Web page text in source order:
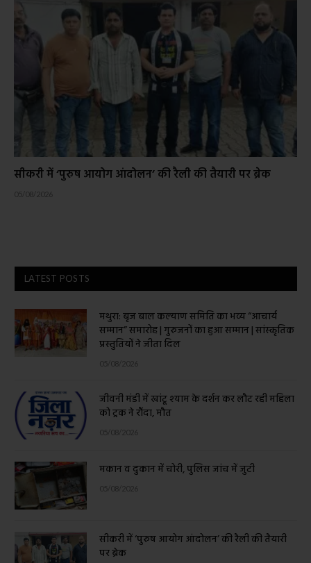
सीकरी में ‘पुरुष आयोग आंदोलन’ की रैली की तैयारी पर ब्रेक
05/08/2026
LATEST POSTS
मथुरा: बृज बाल कल्याण समिति का भव्य “आचार्य
सम्मान” समारोह | गुरुजनों का हुआ सम्मान | सांस्कृतिक
प्रस्तुतियों ने जीता दिल
05/08/2026
जीवनी मंडी में खांटू श्याम के दर्शन कर लौट रही महिला
को ट्रक ने रौंदा, मौत
05/08/2026
मकान व दुकान में चोरी, पुलिस जांच में जुटी
05/08/2026
सीकरी में ‘पुरुष आयोग आंदोलन’ की रैली की तैयारी
पर ब्रेक